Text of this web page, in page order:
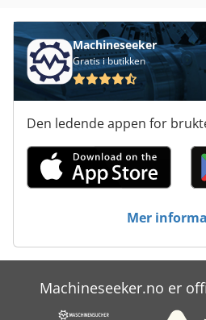
Machineseeker
Gratis i butikken
Den ledende appen for
Mer
Machineseeker.no er